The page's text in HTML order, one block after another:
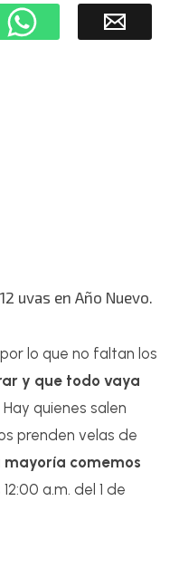
uvas en Año Nuevo.
lo que no faltan los
y que todo vaya
quienes salen
prenden velas de
mayoría comemos
a.m. del 1 de